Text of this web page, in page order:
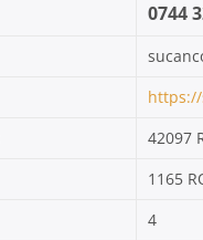
0744
42097
1165
4